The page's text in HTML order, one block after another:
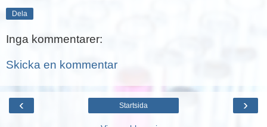
Dela
Inga kommentarer:
Skicka en kommentar
‹ ›
Startsida